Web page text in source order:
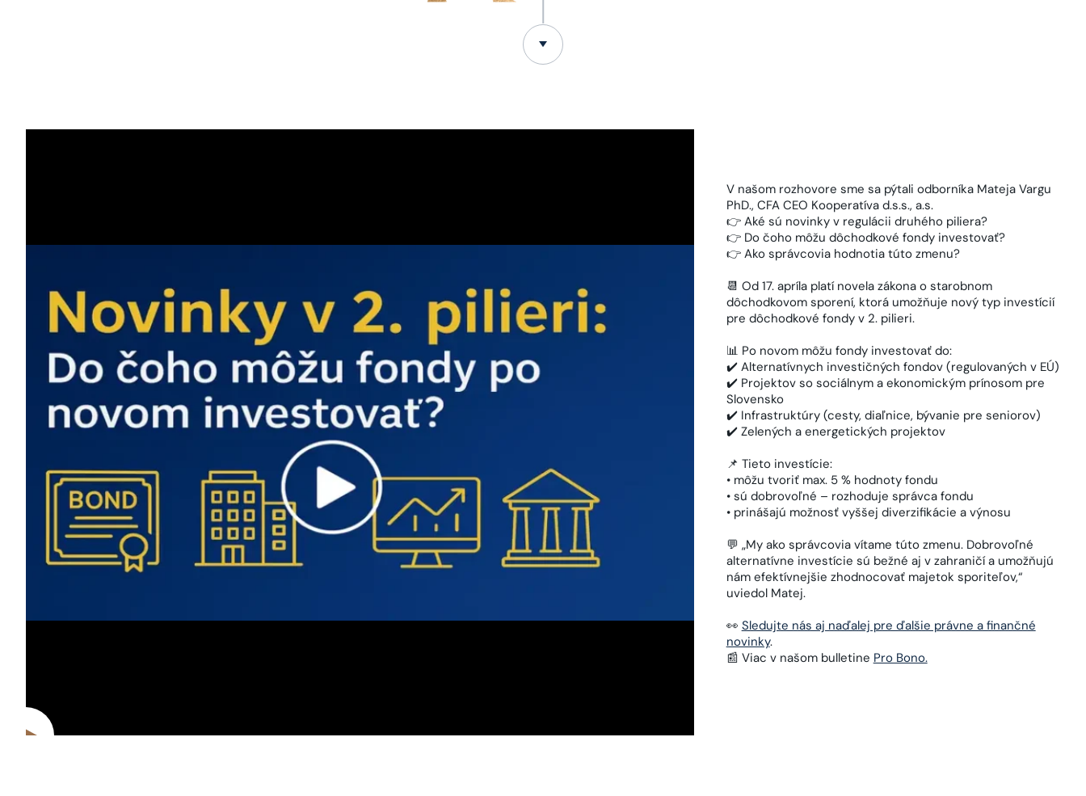
V našom rozhovore sme sa pýtali odborníka Mateja Vargu
PhD., CFA CEO Kooperatíva d.s.s., a.s.
👉 Aké sú novinky v regulácii druhého piliera?
👉 Do čoho môžu dôchodkové fondy investovať?
👉 Ako správcovia hodnotia túto zmenu?
📆 Od 17. apríla platí novela zákona o starobnom
dôchodkovom sporení, ktorá umožňuje nový typ investícií
pre dôchodkové fondy v 2. pilieri.
📊 Po novom môžu fondy investovať do:
✔️ Alternatívnych investičných fondov (regulovaných v EÚ)
✔️ Projektov so sociálnym a ekonomickým prínosom pre
Slovensko
✔️ Infrastruktúry (cesty, diaľnice, bývanie pre seniorov)
✔️ Zelených a energetických projektov
📌 Tieto investície:
• môžu tvoriť max. 5 % hodnoty fondu
• sú dobrovoľné – rozhoduje správca fondu
• prinášajú možnosť vyššej diverzifikácie a výnosu
💬 „My ako správcovia vítame túto zmenu. Dobrovoľné
alternatívne investície sú bežné aj v zahraničí a umožňujú
nám efektívnejšie zhodnocovať majetok sporiteľov,“
uviedol Matej.
👀 Sledujte nás aj naďalej pre ďalšie právne a finančné
novinky.
📰 Viac v našom bulletine Pro Bono.